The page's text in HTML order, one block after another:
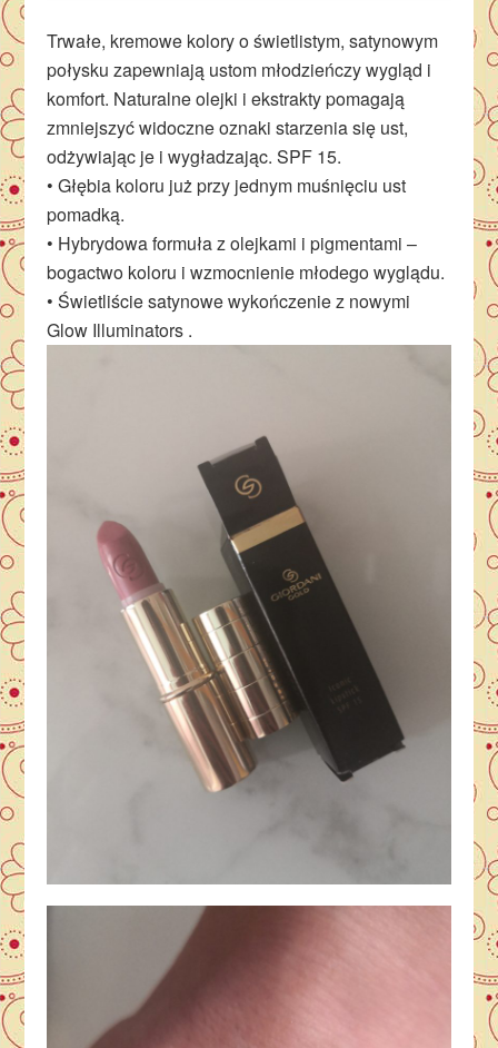
Trwałe, kremowe kolory o świetlistym, satynowym
połysku zapewniają ustom młodzieńczy wygląd i
komfort. Naturalne olejki i ekstrakty pomagają
zmniejszyć widoczne oznaki starzenia się ust,
odżywiając je i wygładzając. SPF 15.
• Głębia koloru już przy jednym muśnięciu ust
pomadką.
• Hybrydowa formuła z olejkami i pigmentami –
bogactwo koloru i wzmocnienie młodego wyglądu.
• Świetliście satynowe wykończenie z nowymi
Glow Illuminators .